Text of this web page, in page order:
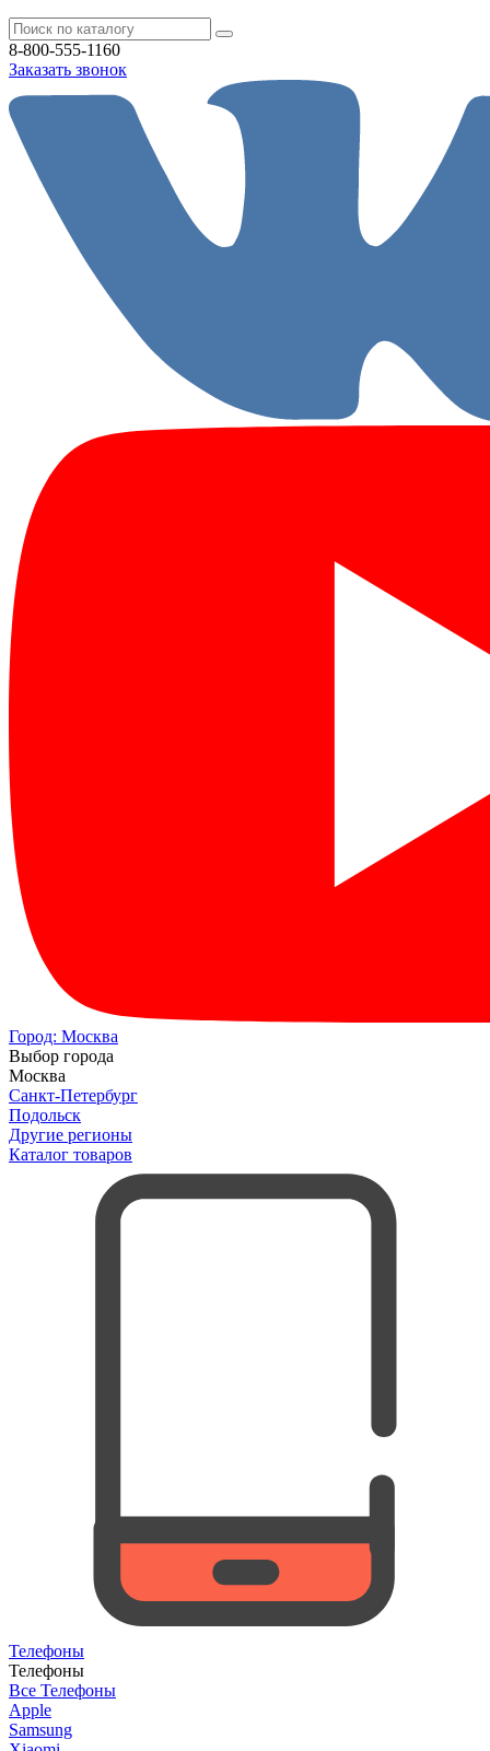
8-800-555-1160
Заказать звонок
Город: Москва
Выбор города
Москва
Санкт-Петербург
Подольск
Другие регионы
Каталог товаров
Телефоны
Телефоны
Все Телефоны
Apple
Samsung